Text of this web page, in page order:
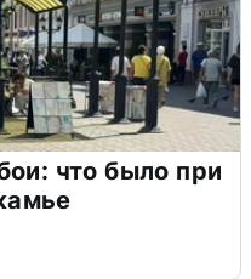
что было при